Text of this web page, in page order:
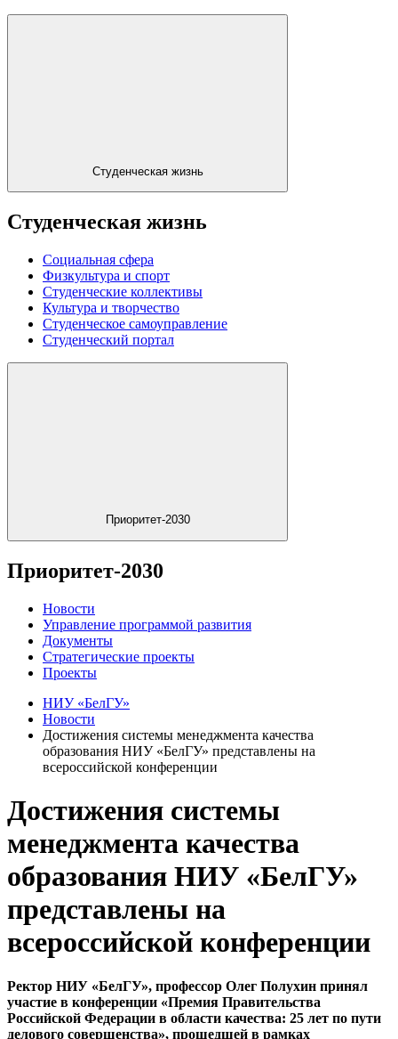
Студенческая жизнь
Студенческая жизнь
Социальная сфера
Физкультура и спорт
Студенческие коллективы
Культура и творчество
Студенческое самоуправление
Студенческий портал
Приоритет-2030
Приоритет-2030
Новости
Управление программой развития
Документы
Стратегические проекты
Проекты
НИУ «БелГУ»
Новости
Достижения системы менеджмента качества
образования НИУ «БелГУ» представлены на
всероссийской конференции
Достижения системы
менеджмента качества
образования НИУ «БелГУ»
представлены на
всероссийской конференции
Ректор НИУ «БелГУ», профессор Олег Полухин принял
участие в конференции «Премия Правительства
Российской Федерации в области качества: 25 лет по пути
делового совершенства», прошедшей в рамках